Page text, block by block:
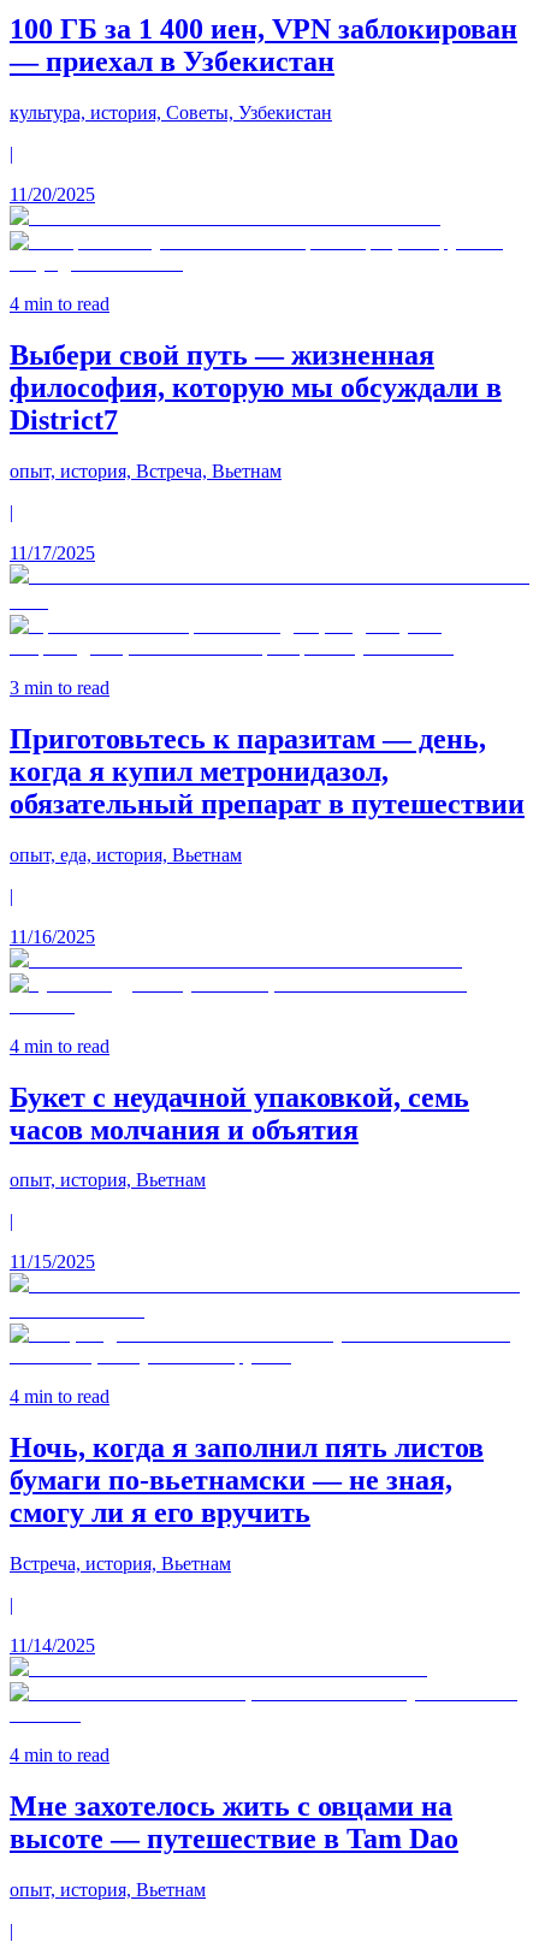
100 ГБ за 1 400 иен, VPN заблокирован
— приехал в Узбекистан
культура, история, Советы, Узбекистан
|
11/20/2025
4 min to read
Выбери свой путь — жизненная
философия, которую мы обсуждали в
District7
опыт, история, Встреча, Вьетнам
|
11/17/2025
3 min to read
Приготовьтесь к паразитам — день,
когда я купил метронидазол,
обязательный препарат в путешествии
опыт, еда, история, Вьетнам
|
11/16/2025
4 min to read
Букет с неудачной упаковкой, семь
часов молчания и объятия
опыт, история, Вьетнам
|
11/15/2025
4 min to read
Ночь, когда я заполнил пять листов
бумаги по‑вьетнамски — не зная,
смогу ли я его вручить
Встреча, история, Вьетнам
|
11/14/2025
4 min to read
Мне захотелось жить с овцами на
высоте — путешествие в Tam Dao
опыт, история, Вьетнам
|